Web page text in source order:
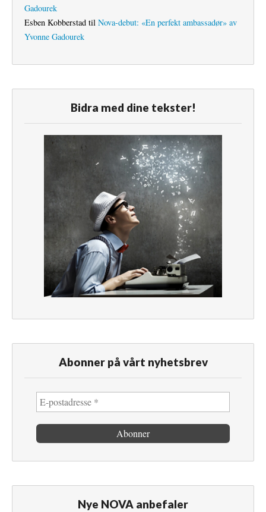
Gadourek
Esben Kobberstad til Nova-debut: «En perfekt ambassadør» av
Yvonne Gadourek
Bidra med dine tekster!
Abonner på vårt nyhetsbrev
Nye NOVA anbefaler